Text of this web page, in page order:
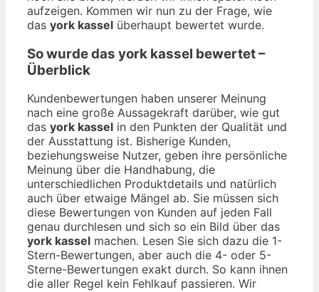
aufzeigen. Kommen wir nun zu der Frage, wie
das york kassel überhaupt bewertet wurde.
So wurde das york kassel bewertet –
Überblick
Kundenbewertungen haben unserer Meinung
nach eine große Aussagekraft darüber, wie gut
das york kassel in den Punkten der Qualität und
der Ausstattung ist. Bisherige Kunden,
beziehungsweise Nutzer, geben ihre persönliche
Meinung über die Handhabung, die
unterschiedlichen Produktdetails und natürlich
auch über etwaige Mängel ab. Sie müssen sich
diese Bewertungen von Kunden auf jeden Fall
genau durchlesen und sich so ein Bild über das
york kassel machen. Lesen Sie sich dazu die 1-
Stern-Bewertungen, aber auch die 4- oder 5-
Sterne-Bewertungen exakt durch. So kann ihnen
die aller Regel kein Fehlkauf passieren. Wir